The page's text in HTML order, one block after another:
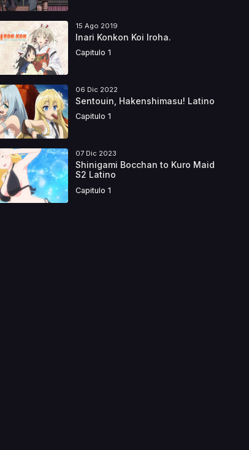
15 Ago 2019
Inari Konkon Koi Iroha.
Capitulo 1
06 Dic 2022
Sentouin, Hakenshimasu! Latino
Capitulo 1
07 Dic 2023
Shinigami Bocchan to Kuro Maid
S2 Latino
Capitulo 1